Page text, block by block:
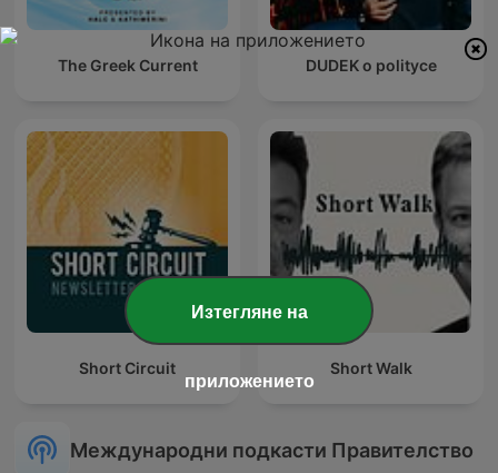
The Greek Current DUDEK o polityce
Short Circuit Short Walk
Международни подкасти Правителство
Изтегляне на
приложението